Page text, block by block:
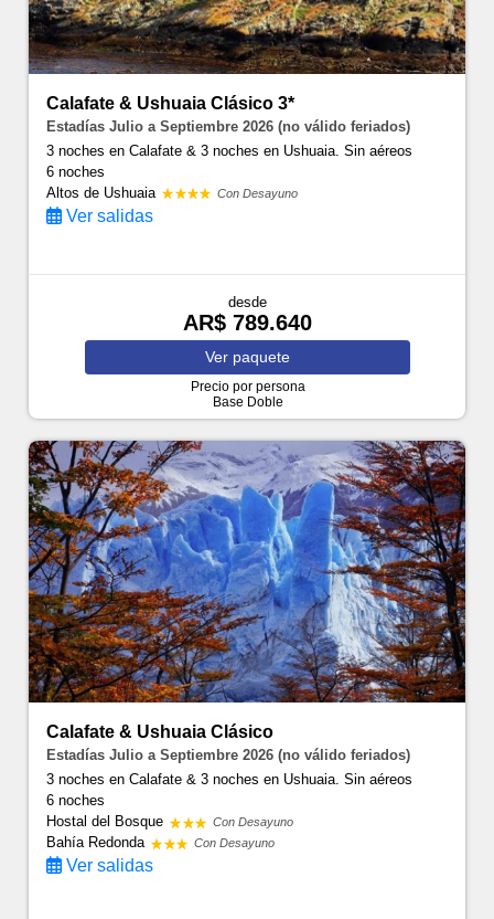
Calafate & Ushuaia Clásico 3*
Estadías Julio a Septiembre 2026 (no válido feriados)
3 noches en Calafate & 3 noches en Ushuaia. Sin aéreos
6 noches
Altos de Ushuaia
Con Desayuno
Ver salidas
desde
AR$ 789.640
Ver paquete
Precio por persona
Base Doble
Calafate & Ushuaia Clásico
Estadías Julio a Septiembre 2026 (no válido feriados)
3 noches en Calafate & 3 noches en Ushuaia. Sin aéreos
6 noches
Hostal del Bosque
Con Desayuno
Bahía Redonda Con Desayuno
Ver salidas